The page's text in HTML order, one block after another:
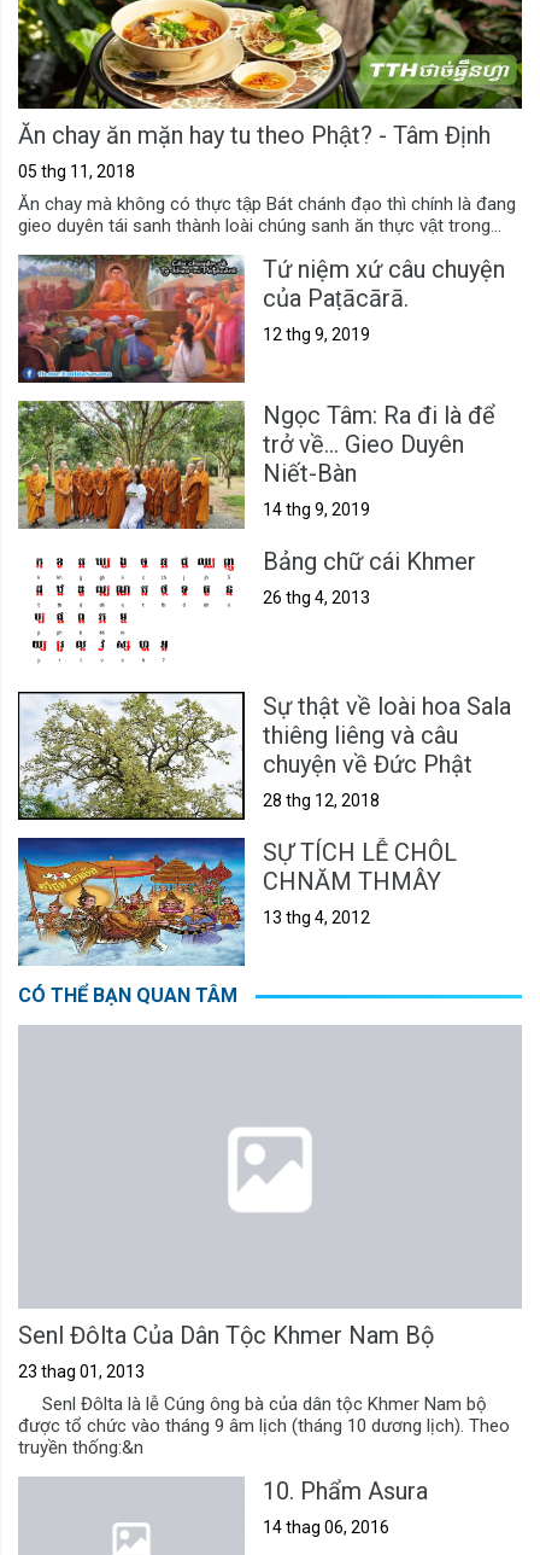
Ăn chay ăn mặn hay tu theo Phật? - Tâm Định
05 thg 11, 2018
Ăn chay mà không có thực tập Bát chánh đạo thì chính là đang
gieo duyên tái sanh thành loài chúng sanh ăn thực vật trong...
Tứ niệm xứ câu chuyện
của Paṭācārā.
12 thg 9, 2019
Ngọc Tâm: Ra đi là để
trở về... Gieo Duyên
Niết-Bàn
14 thg 9, 2019
Bảng chữ cái Khmer
26 thg 4, 2013
Sự thật về loài hoa Sala
thiêng liêng và câu
chuyện về Đức Phật
28 thg 12, 2018
SỰ TÍCH LỄ CHÔL
CHNĂM THMÂY
13 thg 4, 2012
CÓ THỂ BẠN QUAN TÂM
Senl Đôlta Của Dân Tộc Khmer Nam Bộ
23 thag 01, 2013
Senl Đôlta là lễ Cúng ông bà của dân tộc Khmer Nam bộ
được tổ chức vào tháng 9 âm lịch (tháng 10 dương lịch). Theo
truyền thống:&n
10. Phẩm Asura
14 thag 06, 2016